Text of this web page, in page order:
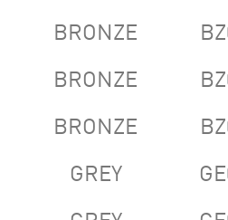
BRONZE
BRONZE
BRONZE
GREY